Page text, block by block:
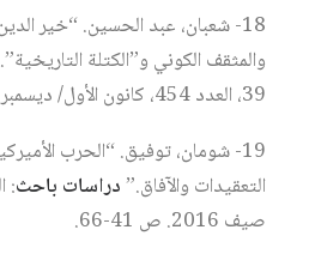
18- شعبان، عبد الحسين. “خير
والمثقف الكوني و”الكتلة
39، العدد 454، كانون الأول/ ديسمبر 2016. ص 144-150.
19- شومان، توفيق. “الحرب
التعقيدات والآفاق.”دراسات باحث
صيف 2016. ص 41-66.